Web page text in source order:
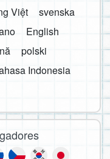
Việt
svenska
English
polski
Indonesia